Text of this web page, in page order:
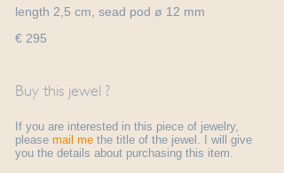
length 2,5 cm, sead pod ø 12 mm
€ 295
Buy this jewel ?
If you are interested in this piece of jewelry,
please mail me the title of the jewel. I will give
you the details about purchasing this item.